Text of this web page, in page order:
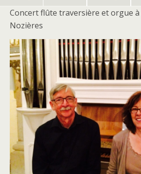
Concert flûte traversière et orgue à
Nozières